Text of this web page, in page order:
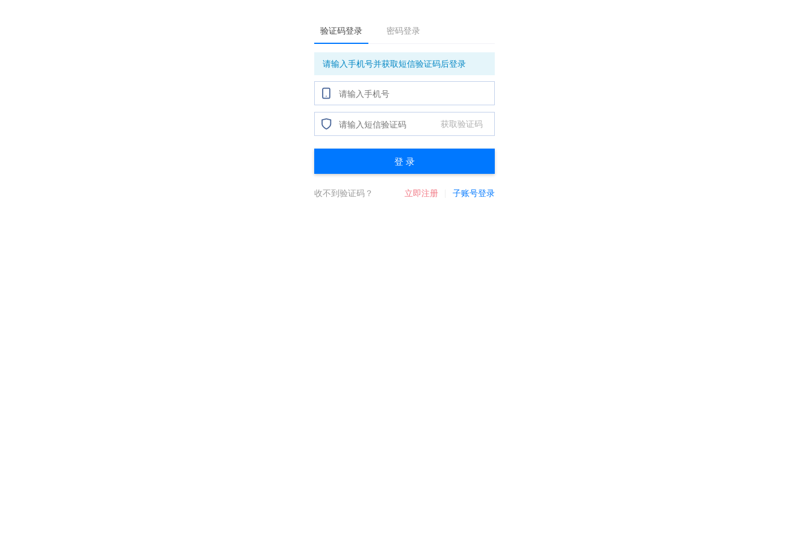
验证码登录 密码登录
请输入手机号并获取短信验证码后登录
获取验证码
登 录
收不到验证码？ 立即注册 子账号登录